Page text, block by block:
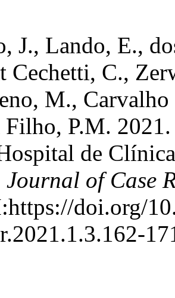
J., Lando, E.,
Cechetti, C.,
M.,
P.M.
de
of Case
doi.org/